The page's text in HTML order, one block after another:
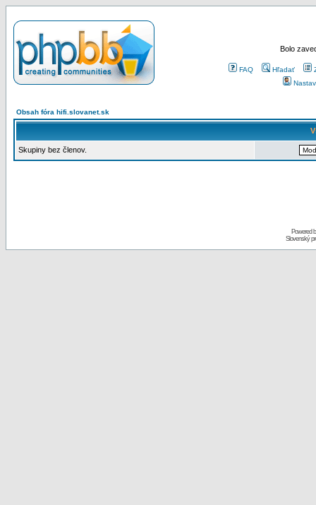
Bolo
FAQ Hľadať
Obsah fóra hifi.slovanet.sk
Skupiny bez členov.
Powered
Slovenský